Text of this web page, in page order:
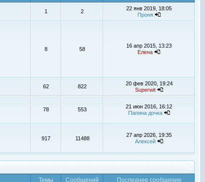
1 2
22 янв 2019, 18:05
Проня
8 58
16 апр 2015, 13:23
Елена
62 822
20 фев 2020, 19:24
Superwit
78 553
21 июн 2016, 16:12
Папина дочка
917 11488
27 апр 2026, 19:35
Алексей
Темы Сообщений
Последнее сообщение